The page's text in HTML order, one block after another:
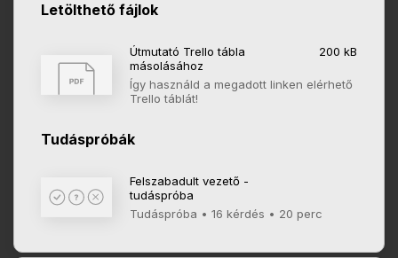
Letölthető fájlok
Útmutató Trello tábla
másolásához
200 kB
Így használd a megadott linken elérhető
Trello táblát!
Tudáspróbák
Felszabadult vezető -
tudáspróba
Tudáspróba • 16 kérdés • 20 perc